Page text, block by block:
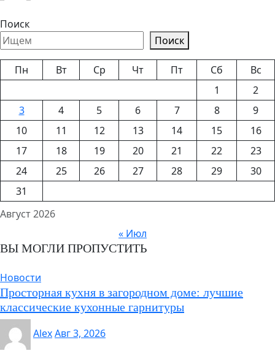
Поиск
Поиск
Август 2026
Пн Вт Ср Чт Пт Сб
Вс
1
2
3
4 5 6 7 8
9
10
11 12 13 14 15
16
17
18 19 20 21 22
23
24
25 26 27 28 29
30
31
« Июл
ВЫ МОГЛИ ПРОПУСТИТЬ
Новости
Просторная кухня в загородном доме: лучшие
классические кухонные гарнитуры
AlexАвг 3, 2026